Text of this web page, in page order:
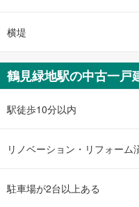
横堤
鶴見緑地駅の中古一戸
駅徒歩10分以内
リノベーション・リフォーム
駐車場が2台以上ある